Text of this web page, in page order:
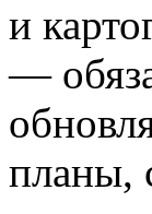
и
—
планы,